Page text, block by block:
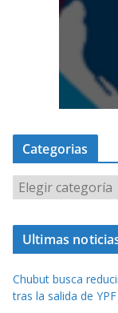
Categorias
a
t
o
r
Ultimas
Chubut busca
tras la salida de YPF